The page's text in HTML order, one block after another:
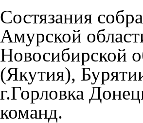
Состязания
Амурской
Новосибирской
(Якутия),
г.Горловка
команд.